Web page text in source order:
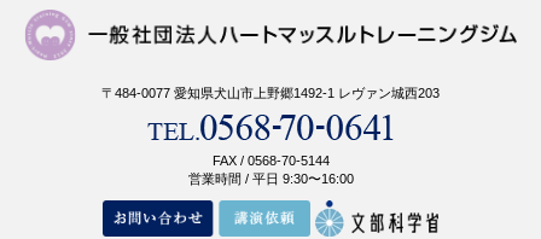
〒484-0077 愛知県犬山市上野郷1492-1 レヴァン城西203
FAX / 0568-70-5144
営業時間 / 平日 9:30〜16:00